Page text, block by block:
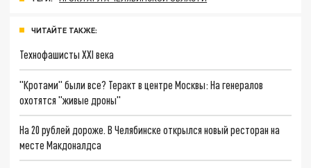
ЧИТАЙТЕ ТАКЖЕ:
Технофашисты XXI века
"Кротами" были все? Теракт в центре Москвы: На генералов
охотятся "живые дроны"
На 20 рублей дороже. В Челябинске открылся новый ресторан на
месте Макдоналдса